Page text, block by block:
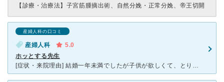
【診療・治療法】 子宮筋腫摘出術、自然分娩・正常分娩、帝王切開
産婦人科の口コミ
産婦人科
5.0
ホッとする先生
[症状・来院理由] 結婚一年未満でしたが子供が欲しくて、とりあえず自分の身体の検査がてら相談に行きました。 [医師の診断・治療法] 一年未満だと不妊とは言えないようですが血液、卵管検査、漢方